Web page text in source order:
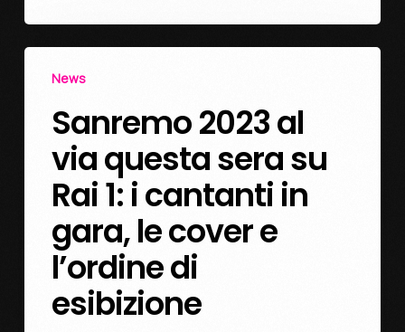
News
Sanremo 2023 al
via questa sera su
Rai 1: i cantanti in
gara, le cover e
l’ordine di
esibizione